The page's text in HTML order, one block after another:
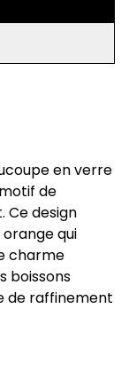
en verre
de
Ce design
qui
charme
boissons
de raffinement